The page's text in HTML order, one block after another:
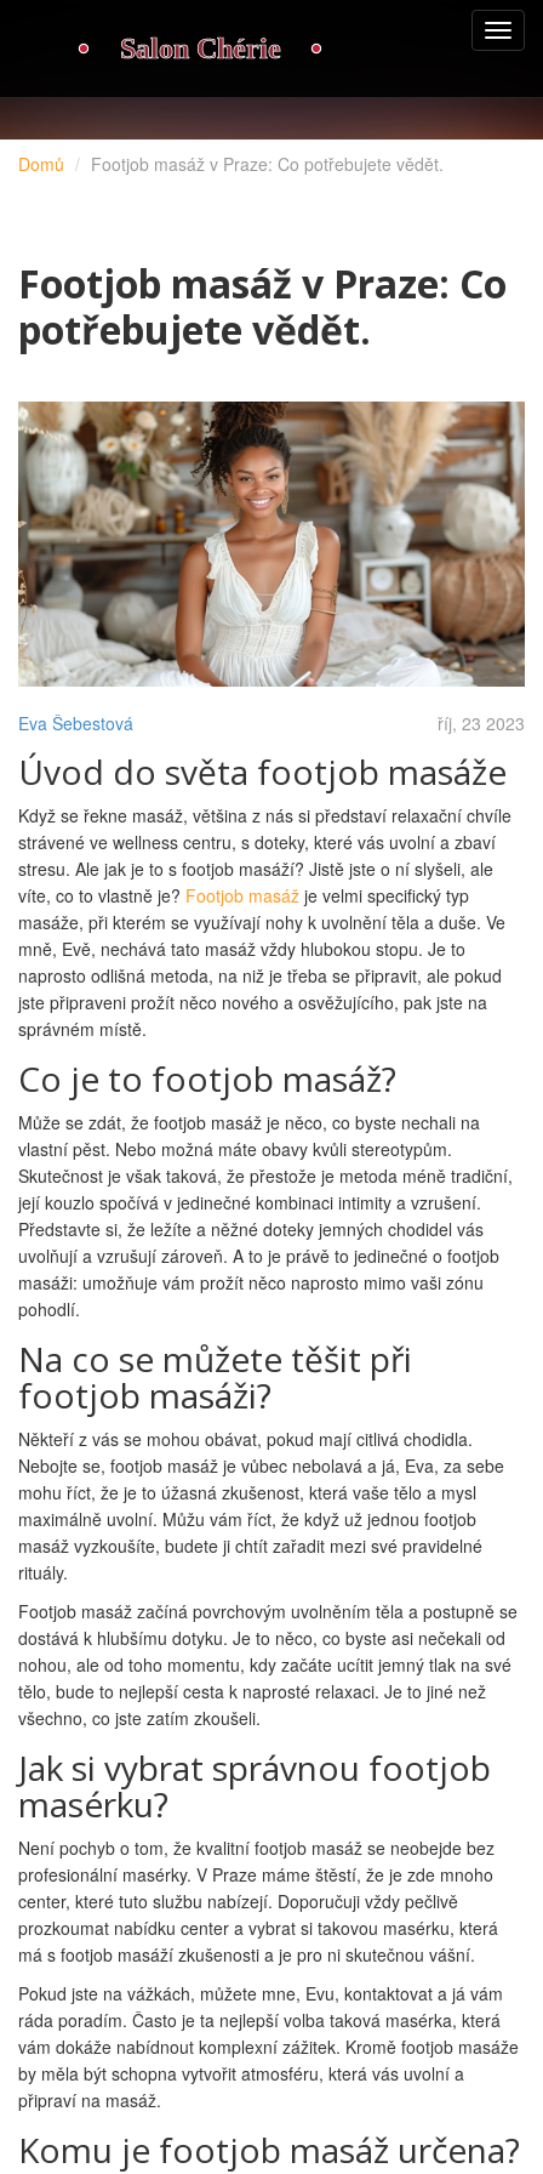
Domů Footjob masáž v Praze: Co potřebujete vědět.
Footjob masáž v Praze: Co
potřebujete vědět.
Eva Šebestová říj, 23 2023
Úvod do světa footjob masáže
Když se řekne masáž, většina z nás si představí relaxační chvíle
strávené ve wellness centru, s doteky, které vás uvolní a zbaví
stresu. Ale jak je to s footjob masáží? Jistě jste o ní slyšeli, ale
víte, co to vlastně je? Footjob masáž je velmi specifický typ
masáže, při kterém se využívají nohy k uvolnění těla a duše. Ve
mně, Evě, nechává tato masáž vždy hlubokou stopu. Je to
naprosto odlišná metoda, na niž je třeba se připravit, ale pokud
jste připraveni prožít něco nového a osvěžujícího, pak jste na
správném místě.
Co je to footjob masáž?
Může se zdát, že footjob masáž je něco, co byste nechali na
vlastní pěst. Nebo možná máte obavy kvůli stereotypům.
Skutečnost je však taková, že přestože je metoda méně tradiční,
její kouzlo spočívá v jedinečné kombinaci intimity a vzrušení.
Představte si, že ležíte a něžné doteky jemných chodidel vás
uvolňují a vzrušují zároveň. A to je právě to jedinečné o footjob
masáži: umožňuje vám prožít něco naprosto mimo vaši zónu
pohodlí.
Na co se můžete těšit při
footjob masáži?
Někteří z vás se mohou obávat, pokud mají citlivá chodidla.
Nebojte se, footjob masáž je vůbec nebolavá a já, Eva, za sebe
mohu říct, že je to úžasná zkušenost, která vaše tělo a mysl
maximálně uvolní. Můžu vám říct, že když už jednou footjob
masáž vyzkoušíte, budete ji chtít zařadit mezi své pravidelné
rituály.
Footjob masáž začíná povrchovým uvolněním těla a postupně se
dostává k hlubšímu dotyku. Je to něco, co byste asi nečekali od
nohou, ale od toho momentu, kdy začáte ucítit jemný tlak na své
tělo, bude to nejlepší cesta k naprosté relaxaci. Je to jiné než
všechno, co jste zatím zkoušeli.
Jak si vybrat správnou footjob
masérku?
Není pochyb o tom, že kvalitní footjob masáž se neobejde bez
profesionální masérky. V Praze máme štěstí, že je zde mnoho
center, které tuto službu nabízejí. Doporučuji vždy pečlivě
prozkoumat nabídku center a vybrat si takovou masérku, která
má s footjob masáží zkušenosti a je pro ni skutečnou vášní.
Pokud jste na vážkách, můžete mne, Evu, kontaktovat a já vám
ráda poradím. Často je ta nejlepší volba taková masérka, která
vám dokáže nabídnout komplexní zážitek. Kromě footjob masáže
by měla být schopna vytvořit atmosféru, která vás uvolní a
připraví na masáž.
Komu je footjob masáž určena?